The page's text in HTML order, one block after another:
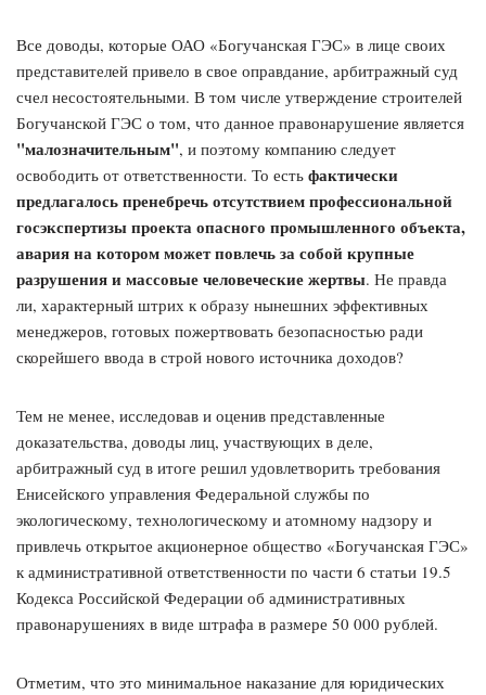
Все доводы, которые ОАО «Богучанская ГЭС» в лице своих
представителей привело в свое оправдание, арбитражный суд
счел несостоятельными. В том числе утверждение строителей
Богучанской ГЭС о том, что данное правонарушение является
"малозначительным", и поэтому компанию следует
освободить от ответственности. То есть фактически
предлагалось пренебречь отсутствием профессиональной
госэкспертизы проекта опасного промышленного объекта,
авария на котором может повлечь за собой крупные
разрушения и массовые человеческие жертвы. Не правда
ли, характерный штрих к образу нынешних эффективных
менеджеров, готовых пожертвовать безопасностью ради
скорейшего ввода в строй нового источника доходов?
Тем не менее, исследовав и оценив представленные
доказательства, доводы лиц, участвующих в деле,
арбитражный суд в итоге решил удовлетворить требования
Енисейского управления Федеральной службы по
экологическому, технологическому и атомному надзору и
привлечь открытое акционерное общество «Богучанская ГЭС»
к административной ответственности по части 6 статьи 19.5
Кодекса Российской Федерации об административных
правонарушениях в виде штрафа в размере 50 000 рублей.
Отметим, что это минимальное наказание для юридических